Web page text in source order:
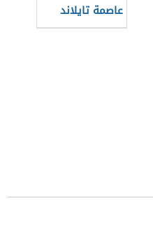
عاصمة تايلاند